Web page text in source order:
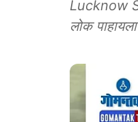
Lucknow
लोक